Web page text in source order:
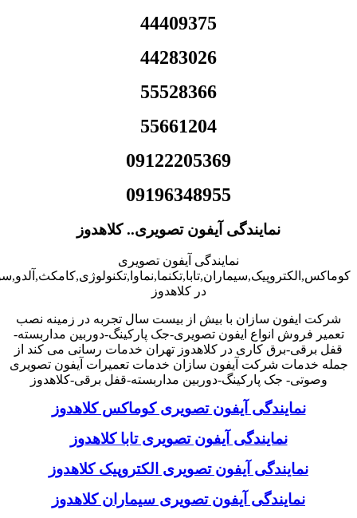
44409375
44283026
55528366
55661204
09122205369
09196348955
نمایندگی آیفون تصویری.. کلاهدوز
نمایندگی آیفون تصویری
در کلاهدوز
شرکت ایفون سازان با بیش از بیست سال تجربه در زمینه نصب
تعمیر فروش انواع ایفون تصویری-جک پارکینگ-دوربین مداربسته-
قفل برقی-برق کاری در کلاهدوز تهران خدمات رسانی می کند از
جمله خدمات شرکت آیفون سازان خدمات تعمیرات آیفون تصویری
وصوتی- جک پارکینگ-دوربین مداربسته-قفل برقی-کلاهدوز
نمایندگی آیفون تصویری کوماکس کلاهدوز
نمایندگی آیفون تصویری تابا کلاهدوز
نمایندگی آیفون تصویری الکتروپیک کلاهدوز
نمایندگی آیفون تصویری سیماران کلاهدوز